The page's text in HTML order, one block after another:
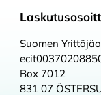
Suomen
Box 7012
831 07